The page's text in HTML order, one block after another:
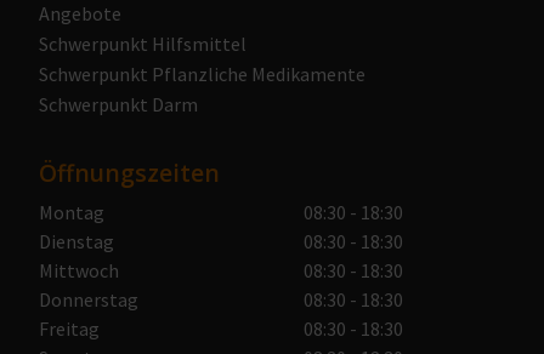
Angebote
Schwerpunkt Hilfsmittel
Schwerpunkt Pflanzliche Medikamente
Schwerpunkt Darm
Öffnungszeiten
Montag
08:30 - 18:30
Dienstag
08:30 - 18:30
Mittwoch
08:30 - 18:30
Donnerstag
08:30 - 18:30
Freitag
08:30 - 18:30